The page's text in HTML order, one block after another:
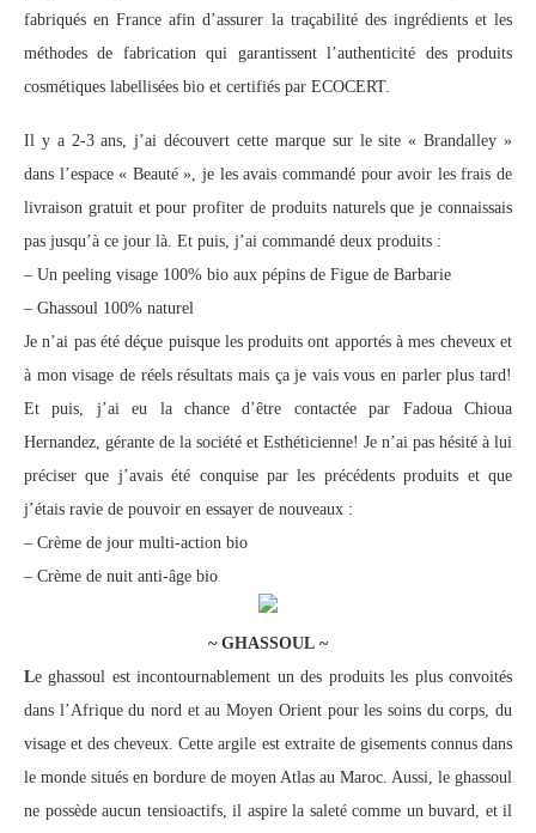
fabriqués en France afin d’assurer la traçabilité des ingrédients et les
méthodes de fabrication qui garantissent l’authenticité des produits
cosmétiques labellisées bio et certifiés par ECOCERT.
Il y a 2-3 ans, j’ai découvert cette marque sur le site « Brandalley »
dans l’espace « Beauté », je les avais commandé pour avoir les frais de
livraison gratuit et pour profiter de produits naturels que je connaissais
pas jusqu’à ce jour là. Et puis, j’ai commandé deux produits :
– Un peeling visage 100% bio aux pépins de Figue de Barbarie
– Ghassoul 100% naturel
Je n’ai pas été déçue puisque les produits ont apportés à mes cheveux et
à mon visage de réels résultats mais ça je vais vous en parler plus tard!
Et puis, j’ai eu la chance d’être contactée par Fadoua Chioua
Hernandez, gérante de la société et Esthéticienne! Je n’ai pas hésité à lui
préciser que j’avais été conquise par les précédents produits et que
j’étais ravie de pouvoir en essayer de nouveaux :
– Crème de jour multi-action bio
– Crème de nuit anti-âge bio
~ GHASSOUL ~
Le ghassoul est incontournablement un des produits les plus convoités
dans l’Afrique du nord et au Moyen Orient pour les soins du corps, du
visage et des cheveux. Cette argile est extraite de gisements connus dans
le monde situés en bordure de moyen Atlas au Maroc. Aussi, le ghassoul
ne possède aucun tensioactifs, il aspire la saleté comme un buvard, et il